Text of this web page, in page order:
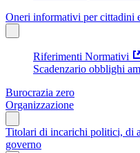
Oneri informativi per cittadini
Riferimenti Normativi
Scadenzario obblighi
Burocrazia zero
Organizzazione
Titolari di incarichi politici, di
governo